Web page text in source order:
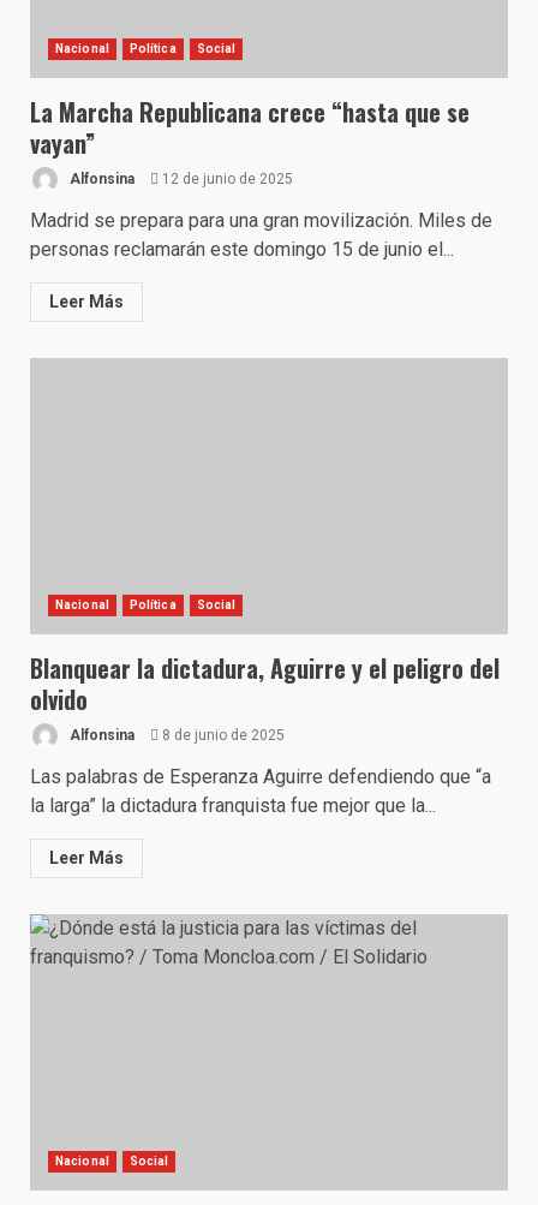
Nacional Política Social
La Marcha Republicana crece “hasta que se
vayan”
Alfonsina 12 de junio de 2025
Madrid se prepara para una gran movilización. Miles de
personas reclamarán este domingo 15 de junio el...
Leer Más
Nacional Política Social
Blanquear la dictadura, Aguirre y el peligro del
olvido
Alfonsina 8 de junio de 2025
Las palabras de Esperanza Aguirre defendiendo que “a
la larga” la dictadura franquista fue mejor que la...
Leer Más
Nacional Social